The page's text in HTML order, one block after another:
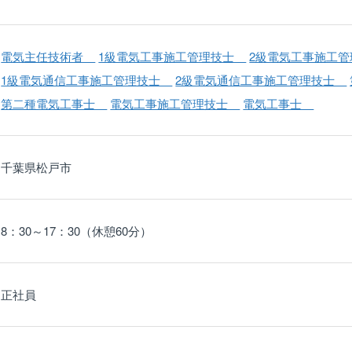
電気主任技術者 1級電気工事施工管理技士
2級電気工事施工
1級電気通信工事施工管理技士
2級電気通信工事施工管理技士
第二種電気工事士
電気工事施工管理技士 電気工事士
千葉県松戸市
8：30～17：30（休憩60分）
正社員